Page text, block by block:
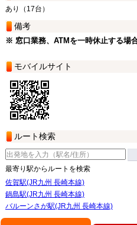
あり（17台）
備考
※ 窓口業務、ATMを一時休止する場
モバイルサイト
ルート検索
最寄り駅からルートを検索
佐賀駅(JR九州 長崎本線)
鍋島駅(JR九州 長崎本線)
バルーンさが駅(JR九州 長崎本線)